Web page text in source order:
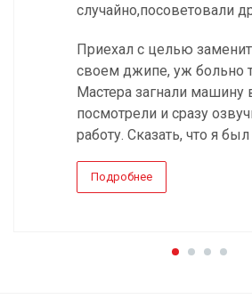
случайно,посоветовали
Приехал с целью
своем джипе, уж больно
Мастера загнали машину
посмотрели и сразу
работу. Сказать, что я
Подробнее